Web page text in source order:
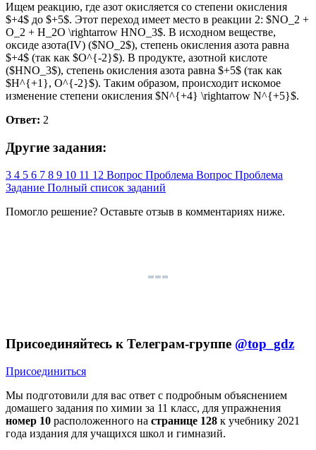
Ищем реакцию, где азот окисляется со степени окисления
$+4$ до $+5$. Этот переход имеет место в реакции 2: $NO_2 +
O_2 + H_2O \rightarrow HNO_3$. В исходном веществе,
оксиде азота(IV) ($NO_2$), степень окисления азота равна
$+4$ (так как $O^{-2}$). В продукте, азотной кислоте
($HNO_3$), степень окисления азота равна $+5$ (так как
$H^{+1}, O^{-2}$). Таким образом, происходит искомое
изменение степени окисления $N^{+4} \rightarrow N^{+5}$.
Ответ: 2
Другие задания:
3 4 5 6 7 8 9 10 11 12 Вопрос Проблема Вопрос Проблема
Задание Полный список заданий
Помогло решение? Оставьте отзыв в комментариях ниже.
Присоединяйтесь к Телеграм-группе @top_gdz
Присоединиться
Мы подготовили для вас ответ c подробным объяснением
домашего задания по химии за 11 класс, для упражнения
номер 10 расположенного на странице 128 к учебнику 2021
года издания для учащихся школ и гимназий.